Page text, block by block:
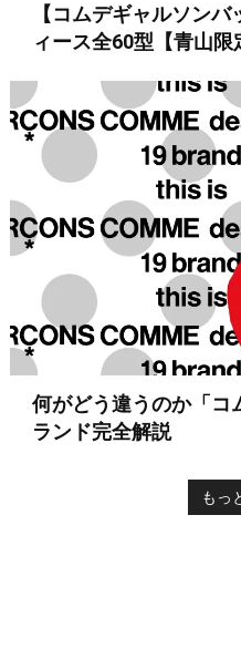
【コムデギャルソン
ィース全60型【青山限
何がどう違うのか「コ
ランド完全解説
もっ